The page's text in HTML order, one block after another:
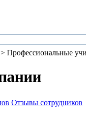
> Профессиональные
Отзывы сотрудников